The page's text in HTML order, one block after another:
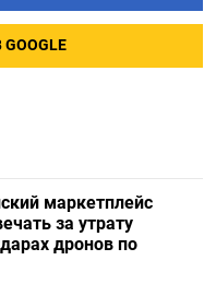
маркетплейс
за утрату
дронов по